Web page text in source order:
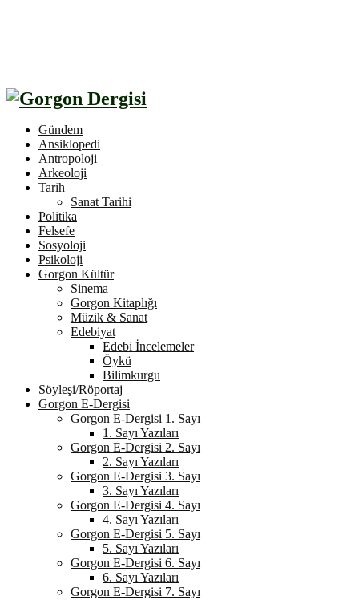
Gündem
Ansiklopedi
Antropoloji
Arkeoloji
Tarih
Sanat Tarihi
Politika
Felsefe
Sosyoloji
Psikoloji
Gorgon Kültür
Sinema
Gorgon Kitaplığı
Müzik & Sanat
Edebiyat
Edebi İncelemeler
Öykü
Bilimkurgu
Söyleşi/Röportaj
Gorgon E-Dergisi
Gorgon E-Dergisi 1. Sayı
1. Sayı Yazıları
Gorgon E-Dergisi 2. Sayı
2. Sayı Yazıları
Gorgon E-Dergisi 3. Sayı
3. Sayı Yazıları
Gorgon E-Dergisi 4. Sayı
4. Sayı Yazıları
Gorgon E-Dergisi 5. Sayı
5. Sayı Yazıları
Gorgon E-Dergisi 6. Sayı
6. Sayı Yazıları
Gorgon E-Dergisi 7. Sayı